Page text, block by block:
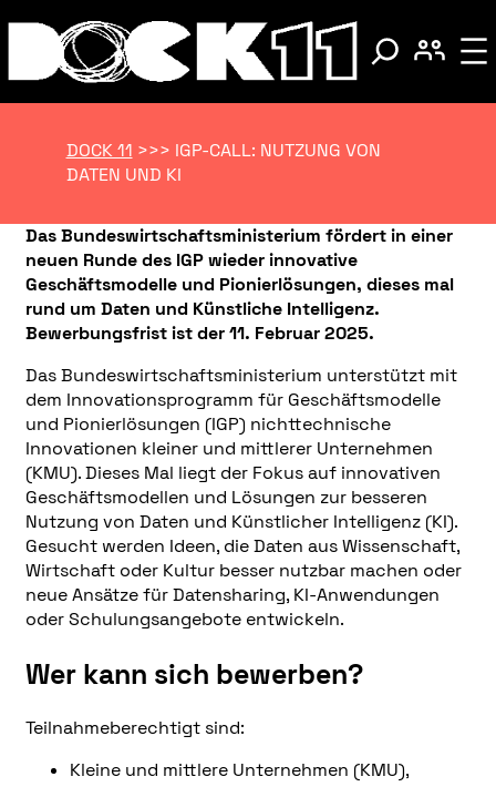
DOCK 11 >>> IGP-CALL: NUTZUNG VON
DATEN UND KI
Das Bundeswirtschaftsministerium fördert in einer
neuen Runde des IGP wieder innovative
Geschäftsmodelle und Pionierlösungen, dieses mal
rund um Daten und Künstliche Intelligenz.
Bewerbungsfrist ist der 11. Februar 2025.
Das Bundeswirtschaftsministerium unterstützt mit
dem Innovationsprogramm für Geschäftsmodelle
und Pionierlösungen (IGP) nichttechnische
Innovationen kleiner und mittlerer Unternehmen
(KMU). Dieses Mal liegt der Fokus auf innovativen
Geschäftsmodellen und Lösungen zur besseren
Nutzung von Daten und Künstlicher Intelligenz (KI).
Gesucht werden Ideen, die Daten aus Wissenschaft,
Wirtschaft oder Kultur besser nutzbar machen oder
neue Ansätze für Datensharing, KI-Anwendungen
oder Schulungsangebote entwickeln.
Wer kann sich bewerben?
Teilnahmeberechtigt sind:
Kleine und mittlere Unternehmen (KMU),